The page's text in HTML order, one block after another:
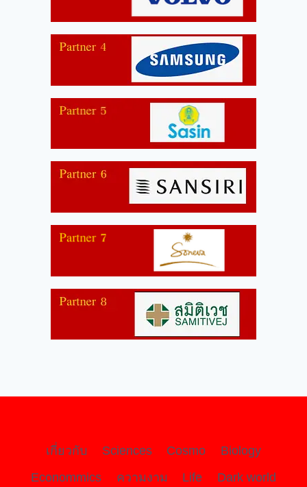
เกี่ยวกับ Sciences Cosmo
Biology
Econommics
ความงาม Life Dark world